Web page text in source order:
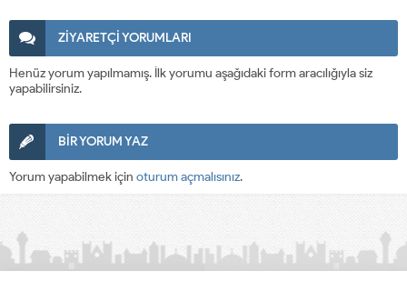
ZİYARETÇİ YORUMLARI
Henüz yorum yapılmamış. İlk yorumu aşağıdaki form aracılığıyla siz
yapabilirsiniz.
BİR YORUM YAZ
Yorum yapabilmek için oturum açmalısınız.